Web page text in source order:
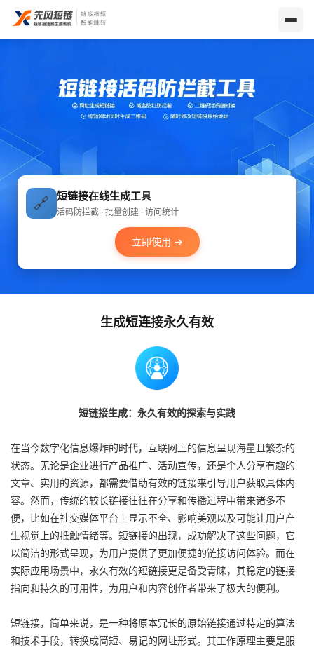
🔗 短链接在线生成工具
活码防拦截 · 批量创建 · 访问统计
立即使用 →
生成短连接永久有效
短链接生成：永久有效的探索与实践
在当今数字化信息爆炸的时代，互联网上的信息呈现海量且繁杂的
状态。无论是企业进行产品推广、活动宣传，还是个人分享有趣的
文章、实用的资源，都需要借助有效的链接来引导用户获取具体内
容。然而，传统的较长链接往往在分享和传播过程中带来诸多不
便，比如在社交媒体平台上显示不全、影响美观以及可能让用户产
生视觉上的抵触情绪等。短链接的出现，成功解决了这些问题，它
以简洁的形式呈现，为用户提供了更加便捷的链接访问体验。而在
实际应用场景中，永久有效的短链接更是备受青睐，其稳定的链接
指向和持久的可用性，为用户和内容创作者带来了极大的便利。
短链接，简单来说，是一种将原本冗长的原始链接通过特定的算法
和技术手段，转换成简短、易记的网址形式。其工作原理主要是服